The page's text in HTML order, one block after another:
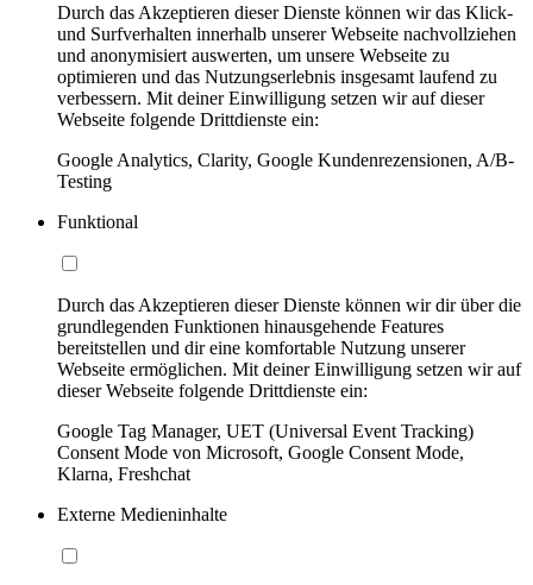
Durch das Akzeptieren dieser Dienste können wir das Klick-
und Surfverhalten innerhalb unserer Webseite nachvollziehen
und anonymisiert auswerten, um unsere Webseite zu
optimieren und das Nutzungserlebnis insgesamt laufend zu
verbessern. Mit deiner Einwilligung setzen wir auf dieser
Webseite folgende Drittdienste ein:
Google Analytics, Clarity, Google Kundenrezensionen, A/B-
Testing
Funktional
Durch das Akzeptieren dieser Dienste können wir dir über die
grundlegenden Funktionen hinausgehende Features
bereitstellen und dir eine komfortable Nutzung unserer
Webseite ermöglichen. Mit deiner Einwilligung setzen wir auf
dieser Webseite folgende Drittdienste ein:
Google Tag Manager, UET (Universal Event Tracking)
Consent Mode von Microsoft, Google Consent Mode,
Klarna, Freshchat
Externe Medieninhalte